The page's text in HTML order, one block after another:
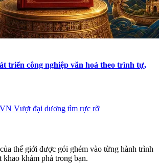
triển công nghiệp văn hoá theo trình tự,
Vượt đại dương tìm rực rỡ
thế giới được gói ghém vào từng hành trình
khao khám phá trong bạn.